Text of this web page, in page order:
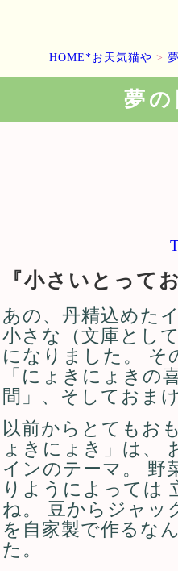
HOME*お天気猫や >
夢
『小さいとって
あの、丹精込めた
小さな（文庫とし
になりました。 そ
「にょきにょきの
間」、そしておま
以前からとてもお
ょきにょき」は、
インのテーマ。 野
りようによっては
ね。 豆からジャッ
を自家製で作るな
た。